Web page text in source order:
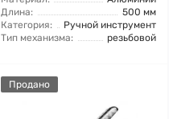
Длина:
500 мм
Категория:
Ручной инструмент
Тип механизма:
резьбовой
Продано